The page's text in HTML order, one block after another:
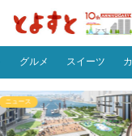
グルメ スイーツ
ニュース